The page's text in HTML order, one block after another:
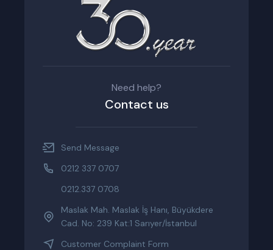
Need help?
Contact us
Send Message
0212 337 0707
0212.337 0708
Maslak Mah. Maslak İş Hanı, Büyükdere
Cad. No: 239 Kat:1 Sarıyer/İstanbul
Customer Complaint Form